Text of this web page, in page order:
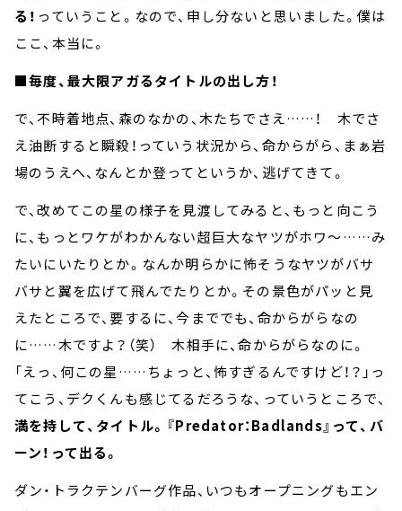
る！ っていうこと。なので、申し分ないと思いました。僕は
ここ、本当に。
■毎度、最大限アガるタイトルの出し方！
で、不時着地点、森のなかの、木たちでさえ……！ 木でさ
え油断すると瞬殺！っていう状況から、命からがら、まぁ岩
場のうえへ、なんとか登ってというか、逃げてきて。
で、改めてこの星の様子を見渡してみると、もっと向こう
に、もっとワケがわかんない超巨大なヤツがホワ～……み
たいにいたりとか。なんか明らかに怖そうなヤツがバサ
バサと翼を広げて飛んでたりとか。その景色がパッと見
えたところで、要するに、今まででも、命からがらなの
に……木ですよ？（笑） 木相手に、命からがらなのに。
「えっ、何この星……ちょっと、怖すぎるんですけど！？」っ
てこう、デクくんも感じてるだろうな、っていうところで、
満を持して、タイトル。『Predator：Badlands』って、バ
ーン！って出る。
ダン・トラクテンバーグ作品、いつもオープニングもエン